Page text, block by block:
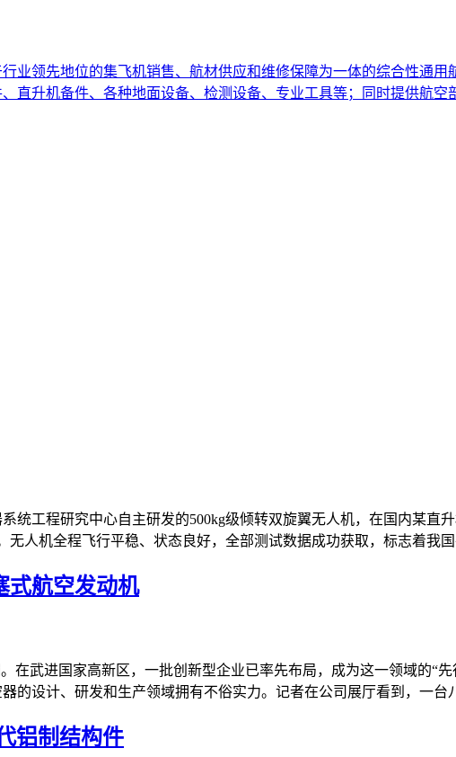
业领先地位的集飞机销售、航材供应和维修保障为一体的综合性通
直升机备件、各种地面设备、检测设备、专业工具等；同时提供航
统工程研究中心自主研发的500kg级倾转双旋翼无人机，在国内某直
人机全程飞行平稳、状态良好，全部测试数据成功获取，标志着我
式航空发动机
在武进国家高新区，一批创新型企业已率先布局，成为这一领域的“
的设计、研发和生产领域拥有不俗实力。记者在公司展厅看到，一台
铝制结构件